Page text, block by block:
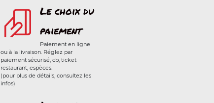
Le choix du
paiement
Paiement en ligne
ou à la livraison. Réglez par
paiement sécurisé, cb, ticket
restaurant, espèces.
(pour plus de détails, consultez les
infos)